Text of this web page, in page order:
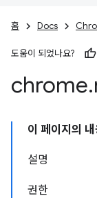
홈 Docs
도움이 되었나요?
chrome.
이 페이지의 내
설명
권한